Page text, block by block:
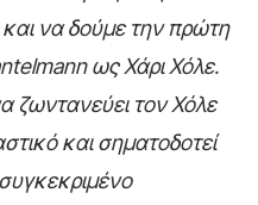
να δούμε την πρώτη
ως Χάρι Χόλε.
ζωντανεύει τον Χόλε
και σηματοδοτεί